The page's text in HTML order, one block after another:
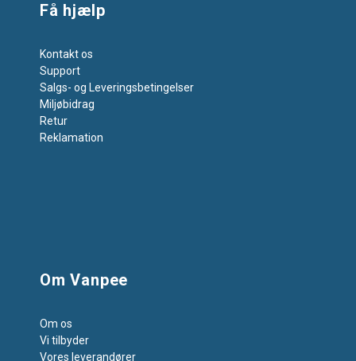
Få hjælp
Kontakt os
Support
Salgs- og Leveringsbetingelser
Miljøbidrag
Retur
Reklamation
Om Vanpee
Om os
Vi tilbyder
Vores leverandører